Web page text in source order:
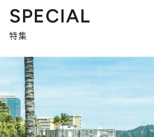
SPECIAL
特集